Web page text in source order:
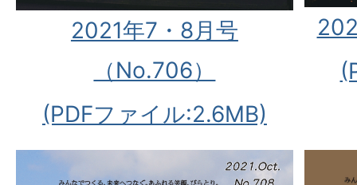
2021年7・8月号
（No.706）
(PDFファイル:2.6MB)